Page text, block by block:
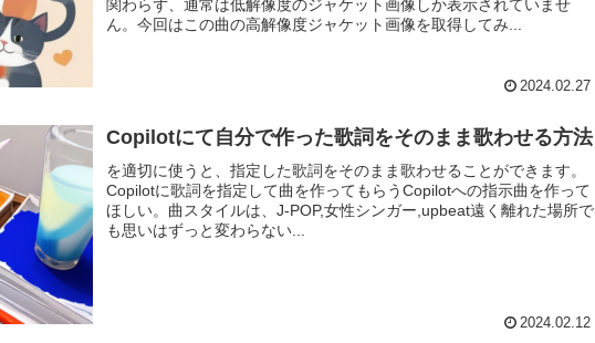
関わらず、通常は低解像度のジャケット画像しか表示されていませ
ん。今回はこの曲の高解像度ジャケット画像を取得してみ...
2024.02.27
Copilotにて自分で作った歌詞をそのまま歌わせる方法
を適切に使うと、指定した歌詞をそのまま歌わせることができます。
Copilotに歌詞を指定して曲を作ってもらうCopilotへの指示曲を作って
ほしい。曲スタイルは、J-POP,女性シンガー,upbeat遠く離れた場所で
も思いはずっと変わらない...
2024.02.12